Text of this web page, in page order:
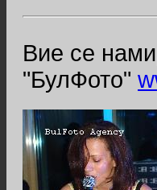
Вие се
"БулФото"